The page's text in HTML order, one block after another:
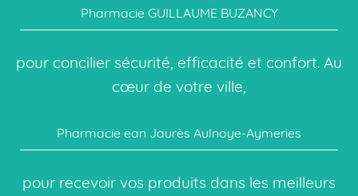
Pharmacie GUILLAUME BUZANCY
pour concilier sécurité, efficacité et confort. Au
cœur de votre ville,
Pharmacie ean Jaurès Aulnoye-Aymeries
pour recevoir vos produits dans les meilleurs